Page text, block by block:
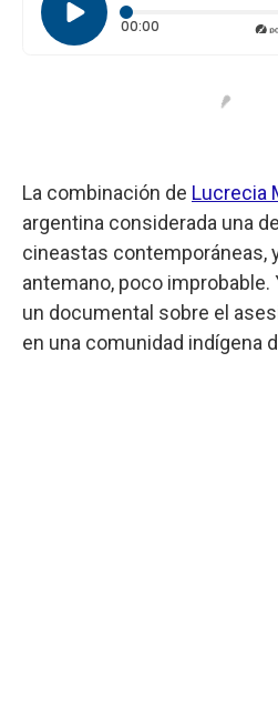
00:00 Tiempo
La combinación de Lucrecia
argentina considerada una
cineastas contemporáneas,
antemano, poco
un documental sobre el
en una comunidad indígena